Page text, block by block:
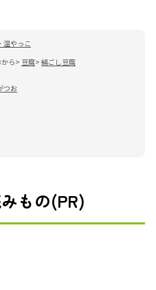
温やっこ
ら 豆腐 絹ごし豆腐
つお
もの(PR)